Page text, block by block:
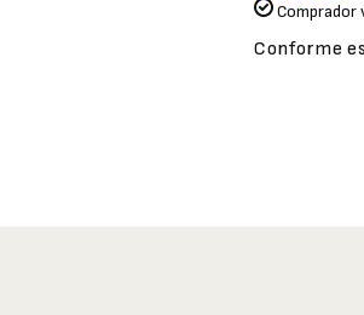
Comprador
Conforme